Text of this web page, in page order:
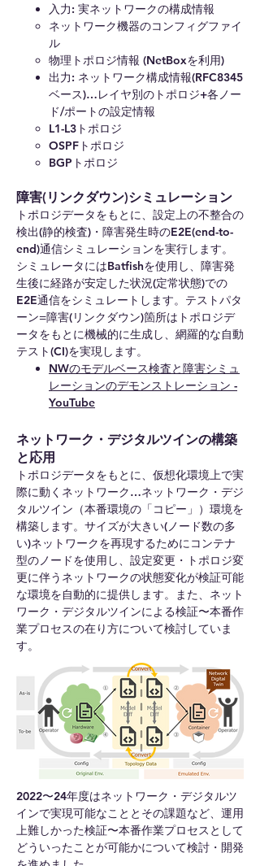
入力: 実ネットワークの構成情報
ネットワーク機器のコンフィグファイ
ル
物理トポロジ情報 (NetBoxを利用)
出力: ネットワーク構成情報(RFC8345
ベース)…レイヤ別のトポロジ+各ノー
ド/ポートの設定情報
L1-L3トポロジ
OSPFトポロジ
BGPトポロジ
障害(リンクダウン)シミュレーション
トポロジデータをもとに、設定上の不整合の
検出(静的検査)・障害発生時のE2E(end-to-
end)通信シミュレーションを実行します。
シミュレータにはBatfishを使用し、障害発
生後に経路が安定した状況(定常状態)での
E2E通信をシミュレートします。テストパタ
ーン=障害(リンクダウン)箇所はトポロジデ
ータをもとに機械的に生成し、網羅的な自動
テスト(CI)を実現します。
NWのモデルベース検査と障害シミュ
レーションのデモンストレーション -
YouTube
ネットワーク・デジタルツインの構築
と応用
トポロジデータをもとに、仮想化環境上で実
際に動くネットワーク…ネットワーク・デジ
タルツイン（本番環境の「コピー」）環境を
構築します。サイズが大きい(ノード数の多
い)ネットワークを再現するためにコンテナ
型のノードを使用し、設定変更・トポロジ変
更に伴うネットワークの状態変化が検証可能
な環境を自動的に提供します。また、ネット
ワーク・デジタルツインによる検証〜本番作
業プロセスの在り方について検討していま
す。
2022〜24年度はネットワーク・デジタルツ
インで実現可能なこととその課題など、運用
上難しかった検証〜本番作業プロセスとして
どういったことが可能かについて検討・開発